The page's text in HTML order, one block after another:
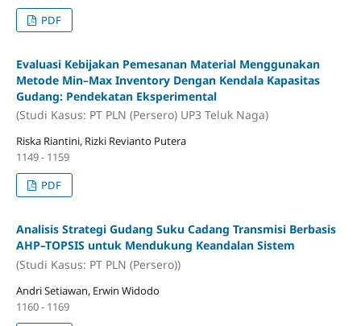
PDF
Evaluasi Kebijakan Pemesanan Material Menggunakan
Metode Min–Max Inventory Dengan Kendala Kapasitas
Gudang: Pendekatan Eksperimental
(Studi Kasus: PT PLN (Persero) UP3 Teluk Naga)
Riska Riantini, Rizki Revianto Putera
1149 - 1159
PDF
Analisis Strategi Gudang Suku Cadang Transmisi Berbasis
AHP–TOPSIS untuk Mendukung Keandalan Sistem
(Studi Kasus: PT PLN (Persero))
Andri Setiawan, Erwin Widodo
1160 - 1169